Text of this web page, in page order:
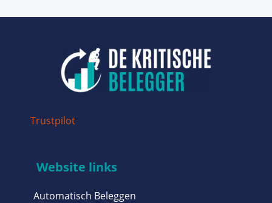
Trustpilot
Website links
Automatisch Beleggen